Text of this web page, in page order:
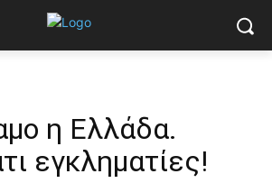
η Ελλάδα.
εγκληματίες!